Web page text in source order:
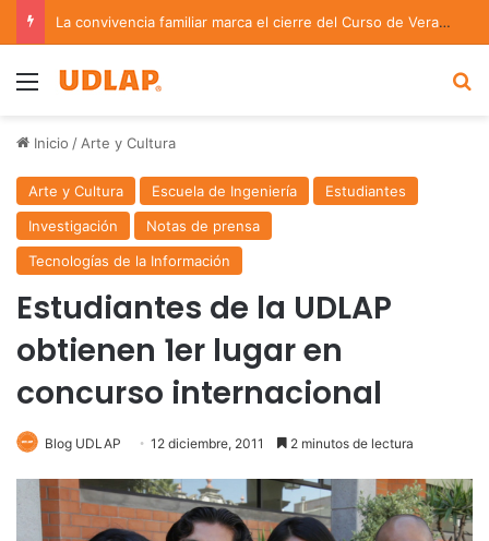
La convivencia familiar marca el cierre del Curso de Verano de Escuelas Aztecas
Menu
Inicio / Arte y Cultura
Arte y Cultura Escuela de Ingeniería
Estudiantes
Investigación
Notas de prensa
Tecnologías de la Información
Estudiantes de la UDLAP
obtienen 1er lugar en
concurso internacional
Blog UDLAP 12 diciembre, 2011 2 minutos de lectura